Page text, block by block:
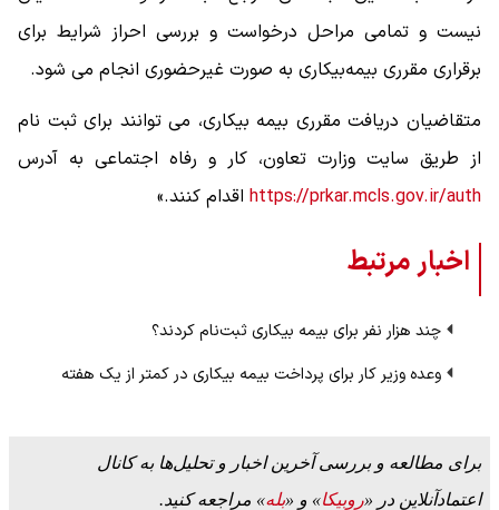
نیست و تمامی مراحل درخواست و بررسی احراز شرایط برای
برقراری مقرری بیمه‌بیکاری به صورت غیرحضوری انجام می شود.
متقاضیان دریافت مقرری بیمه بیکاری، می توانند برای ثبت نام
از طریق سایت وزارت تعاون، کار و رفاه اجتماعی به آدرس
https://prkar.mcls.gov.ir/auth اقدام کنند.»
اخبار مرتبط
چند هزار نفر برای بیمه بیکاری ثبت‌نام کردند؟‌
وعده وزیر کار برای پرداخت بیمه بیکاری در کمتر از یک هفته
برای مطالعه و بررسی آخرین اخبار و تحلیل‌ها به کانال
اعتمادآنلاین در «روبیکا» و «بله» مراجعه کنید.